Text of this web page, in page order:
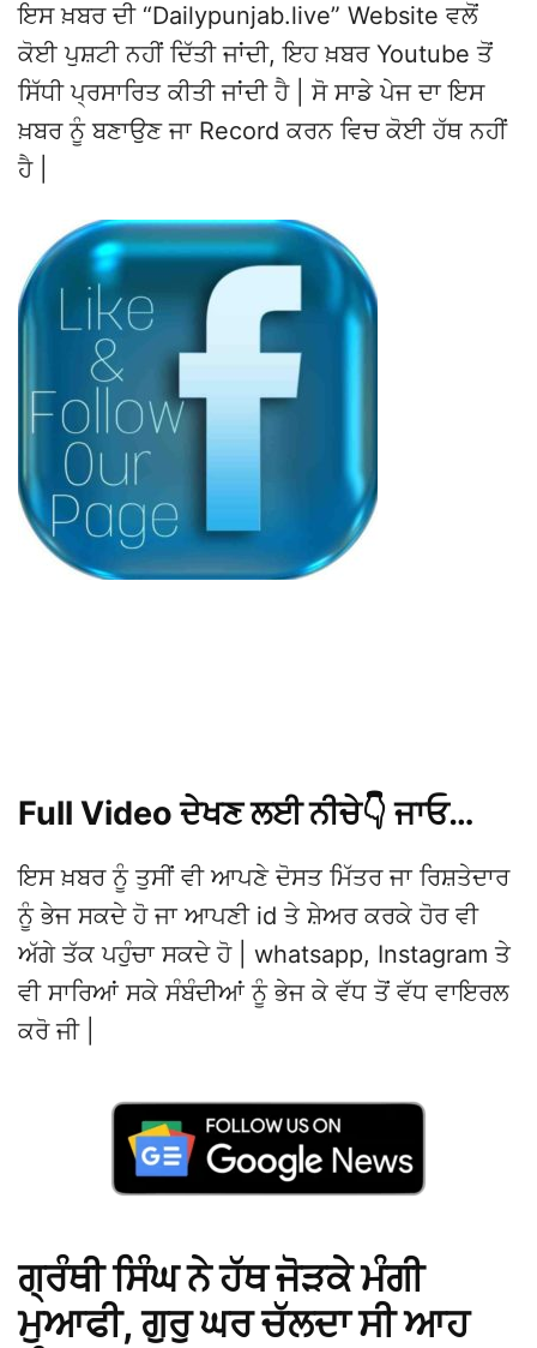
ਇਸ ਖ਼ਬਰ ਦੀ “Dailypunjab.live” Website ਵਲੋਂ
ਕੋਈ ਪੁਸ਼ਟੀ ਨਹੀਂ ਦਿੱਤੀ ਜਾਂਦੀ, ਇਹ ਖ਼ਬਰ Youtube ਤੋਂ
ਸਿੱਧੀ ਪ੍ਰਸਾਰਿਤ ਕੀਤੀ ਜਾਂਦੀ ਹੈ | ਸੋ ਸਾਡੇ ਪੇਜ ਦਾ ਇਸ
ਖ਼ਬਰ ਨੂੰ ਬਣਾਉਣ ਜਾ Record ਕਰਨ ਵਿਚ ਕੋਈ ਹੱਥ ਨਹੀਂ
ਹੈ |
Full Video ਦੇਖਣ ਲਈ ਨੀਚੇ👇 ਜਾਓ…
ਇਸ ਖ਼ਬਰ ਨੂੰ ਤੁਸੀਂ ਵੀ ਆਪਣੇ ਦੋਸਤ ਮਿੱਤਰ ਜਾ ਰਿਸ਼ਤੇਦਾਰ
ਨੂੰ ਭੇਜ ਸਕਦੇ ਹੋ ਜਾ ਆਪਣੀ id ਤੇ ਸ਼ੇਅਰ ਕਰਕੇ ਹੋਰ ਵੀ
ਅੱਗੇ ਤੱਕ ਪਹੁੰਚਾ ਸਕਦੇ ਹੋ | whatsapp, Instagram ਤੇ
ਵੀ ਸਾਰਿਆਂ ਸਕੇ ਸੰਬੰਦੀਆਂ ਨੂੰ ਭੇਜ ਕੇ ਵੱਧ ਤੋਂ ਵੱਧ ਵਾਇਰਲ
ਕਰੋ ਜੀ |
ਗ੍ਰੰਥੀ ਸਿੰਘ ਨੇ ਹੱਥ ਜੋੜਕੇ ਮੰਗੀ
ਮੁਆਫੀ, ਗੁਰੁ ਘਰ ਚੱਲਦਾ ਸੀ ਆਹ